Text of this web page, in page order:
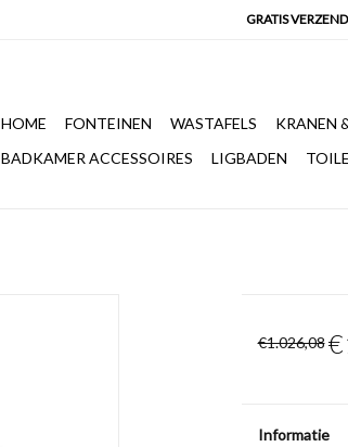
HOME FONTEINEN WASTAFELS KRANEN
BADKAMER ACCESSOIRES
LIGBADEN
€1.026,08
Informatie